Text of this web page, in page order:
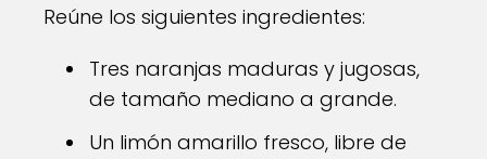
Reúne los siguientes ingredientes:
Tres naranjas maduras y jugosas,
de tamaño mediano a grande.
Un limón amarillo fresco, libre de